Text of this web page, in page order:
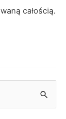
całością.